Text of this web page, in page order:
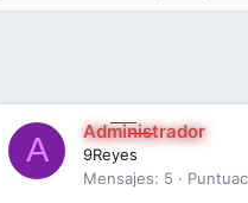
A Administrador
9Reyes
Mensajes
5